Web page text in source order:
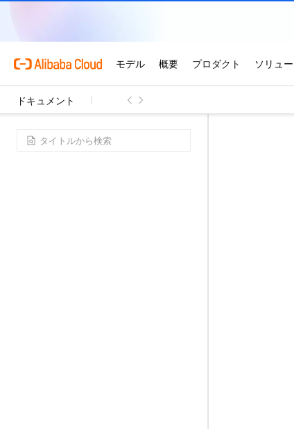
ドキュメント